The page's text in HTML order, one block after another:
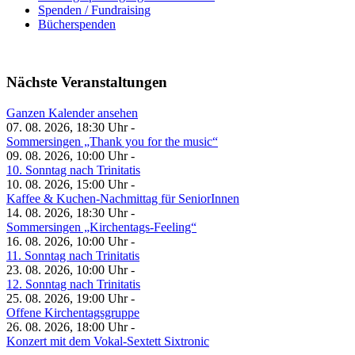
Spenden / Fundraising
Bücherspenden
Nächste Veranstaltungen
Ganzen Kalender ansehen
07. 08. 2026, 18:30 Uhr -
Sommersingen „Thank you for the music“
09. 08. 2026, 10:00 Uhr -
10. Sonntag nach Trinitatis
10. 08. 2026, 15:00 Uhr -
Kaffee & Kuchen-Nachmittag für SeniorInnen
14. 08. 2026, 18:30 Uhr -
Sommersingen „Kirchentags-Feeling“
16. 08. 2026, 10:00 Uhr -
11. Sonntag nach Trinitatis
23. 08. 2026, 10:00 Uhr -
12. Sonntag nach Trinitatis
25. 08. 2026, 19:00 Uhr -
Offene Kirchentagsgruppe
26. 08. 2026, 18:00 Uhr -
Konzert mit dem Vokal-Sextett Sixtronic